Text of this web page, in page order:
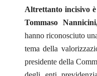
Altrettanto incisivo
Tommaso
hanno riconosciuto
tema della
presidente della